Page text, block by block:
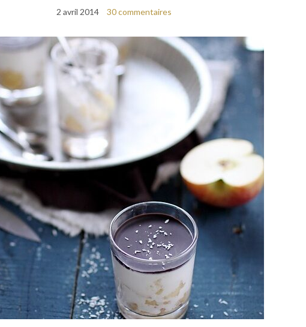
2 avril 2014 30 commentaires